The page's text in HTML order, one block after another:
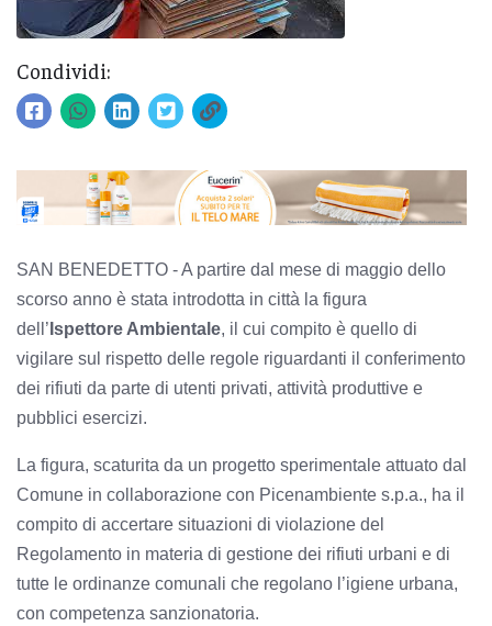
Condividi:
SAN BENEDETTO - A partire dal mese di maggio dello
scorso anno è stata introdotta in città la figura
dell’ Ispettore Ambientale, il cui compito è quello di
vigilare sul rispetto delle regole riguardanti il conferimento
dei rifiuti da parte di utenti privati, attività produttive e
pubblici esercizi.
La figura, scaturita da un progetto sperimentale attuato dal
Comune in collaborazione con Picenambiente s.p.a., ha il
compito di accertare situazioni di violazione del
Regolamento in materia di gestione dei rifiuti urbani e di
tutte le ordinanze comunali che regolano l’igiene urbana,
con competenza sanzionatoria.